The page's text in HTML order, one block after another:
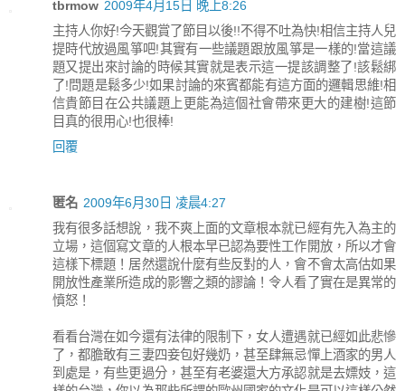
tbrmow 2009年4月15日 晚上8:26
主持人你好!今天觀賞了節目以後!!不得不吐為快!相信主持人兒
提時代放過風箏吧!其實有一些議題跟放風箏是一樣的!當這議
題又提出來討論的時候其實就是表示這一提該調整了!該鬆綁
了!問題是鬆多少!如果討論的來賓都能有這方面的邏輯思維!相
信貴節目在公共議題上更能為這個社會帶來更大的建樹!這節
目真的很用心!也很棒!
回覆
匿名 2009年6月30日 凌晨4:27
我有很多話想說，我不爽上面的文章根本就已經有先入為主的
立場，這個寫文章的人根本早已認為要性工作開放，所以才會
這樣下標題！居然還說什麼有些反對的人，會不會太高估如果
開放性產業所造成的影響之類的謬論！令人看了實在是異常的
憤怒！
看看台灣在如今還有法律的限制下，女人遭遇就已經如此悲慘
了，都膽敢有三妻四妾包好幾奶，甚至肆無忌憚上酒家的男人
到處是，有些更過分，甚至有老婆還大方承認就是去嫖妓，這